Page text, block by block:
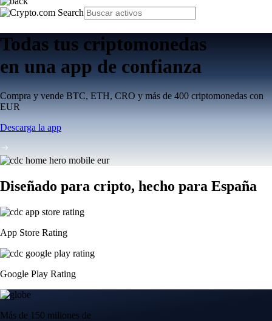
Todas tus criptomonedas
en una app de confianza
Compra y vende BTC, ETH, CRO y más de 400 criptomonedas con
EUR
Descarga la app
Diseñado para cripto, hecho para España
App Store Rating
Google Play Rating
Más de 150 millones de